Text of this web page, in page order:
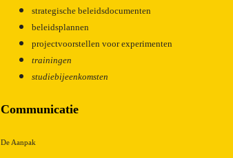
strategische beleidsdocumenten
beleidsplannen
projectvoorstellen voor experimenten
trainingen
studiebijeenkomsten
Communicatie
De Aanpak